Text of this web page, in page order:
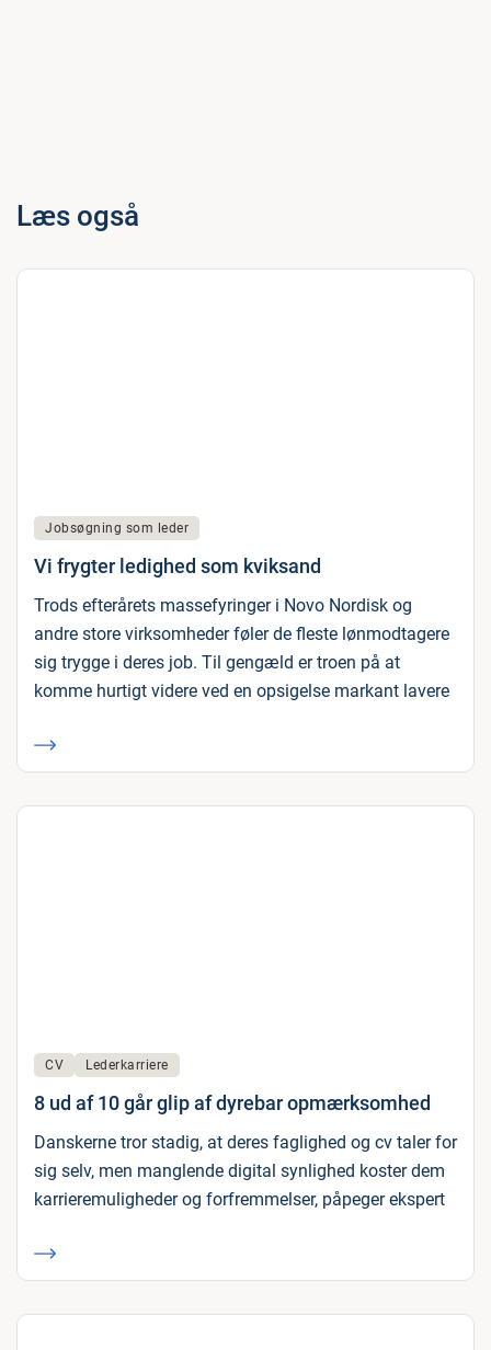
Læs også
Jobsøgning som leder
Vi frygter ledighed som kviksand
Trods efterårets massefyringer i Novo Nordisk og
andre store virksomheder føler de fleste lønmodtagere
sig trygge i deres job. Til gengæld er troen på at
komme hurtigt videre ved en opsigelse markant lavere
CV Lederkarriere
8 ud af 10 går glip af dyrebar opmærksomhed
Danskerne tror stadig, at deres faglighed og cv taler for
sig selv, men manglende digital synlighed koster dem
karrieremuligheder og forfremmelser, påpeger ekspert